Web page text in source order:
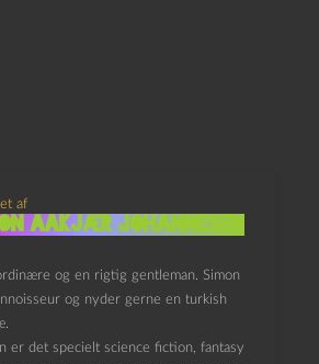
af
Aakjær Johannesen
og en rigtig gentleman. Simon
og nyder gerne en turkish
er det specielt science fiction, fantasy